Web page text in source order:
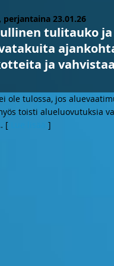
, perjantaina 23.01.26
tulitauko
ja
ole tulossa, jos
toisti alueluovutuksia
[ ]